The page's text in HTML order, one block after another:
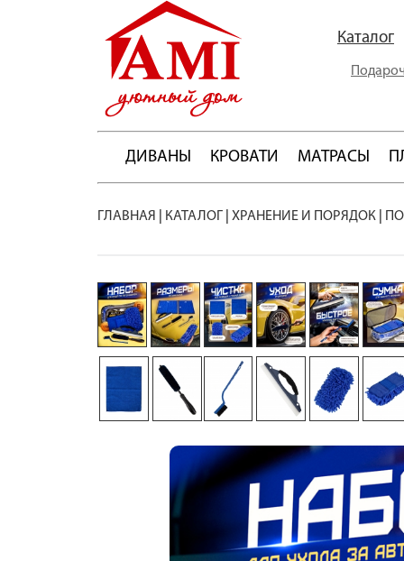
Каталог
ДИВАНЫ КРОВАТИ МАТРАСЫ
ГЛАВНАЯ КАТАЛОГ ХРАНЕНИЕ И ПОРЯДОК